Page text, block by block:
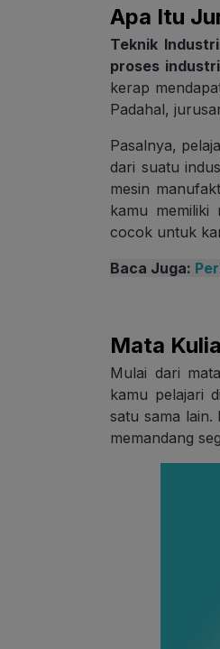
Apa Itu
Teknik
proses
kerap
Padahal,
Pasalnya,
dari suatu
mesin
kamu memiliki
cocok untuk
Baca Juga:
Mata
Mulai dari
kamu pelajari
satu sama lain.
memandang